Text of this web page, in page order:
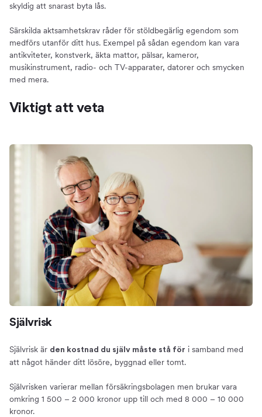
skyldig att snarast byta lås.
Särskilda aktsamhetskrav råder för stöldbegärlig egendom som
medförs utanför ditt hus. Exempel på sådan egendom kan vara
antikviteter, konstverk, äkta mattor, pälsar, kameror,
musikinstrument, radio- och TV-apparater, datorer och smycken
med mera.
Viktigt att veta
Självrisk
Självrisk är den kostnad du själv måste stå för i samband med
att något händer ditt lösöre, byggnad eller tomt.
Självrisken varierar mellan försäkringsbolagen men brukar vara
omkring 1 500 – 2 000 kronor upp till och med 8 000 – 10 000
kronor.